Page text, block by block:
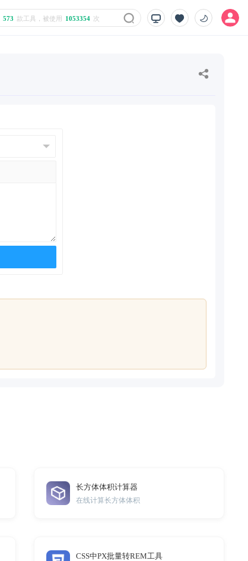
573 款工具，被使用 1053354 次
长方体体积计算器
在线计算长方体体积
CSS中PX批量转REM工具